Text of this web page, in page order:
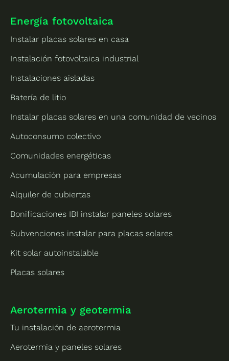
Energía fotovoltaica
Instalar placas solares en casa
Instalación fotovoltaica industrial
Instalaciones aisladas
Batería de litio
Instalar placas solares en una comunidad de vecinos
Autoconsumo colectivo
Comunidades energéticas
Acumulación para empresas
Alquiler de cubiertas
Bonificaciones IBI instalar paneles solares
Subvenciones instalar para placas solares
Kit solar autoinstalable
Placas solares
Aerotermia y geotermia
Tu instalación de aerotermia
Aerotermia y paneles solares